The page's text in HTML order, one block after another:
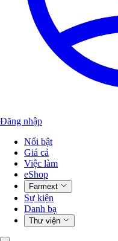
Đăng nhập
Nổi bật
Giá cả
Việc làm
eShop
Farmext
Sự kiện
Danh bạ
Thư viện